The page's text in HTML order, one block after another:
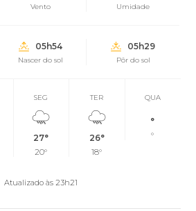
Vento Umidade
05h54
Nascer do sol
05h29
Pôr do sol
SEG
27°
20°
TER
26°
18°
QUA
°
°
Atualizado às 23h21